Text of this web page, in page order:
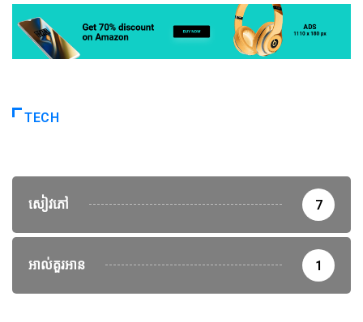
TECH
សៀវភៅ 7
អាល់គួរអាន 1